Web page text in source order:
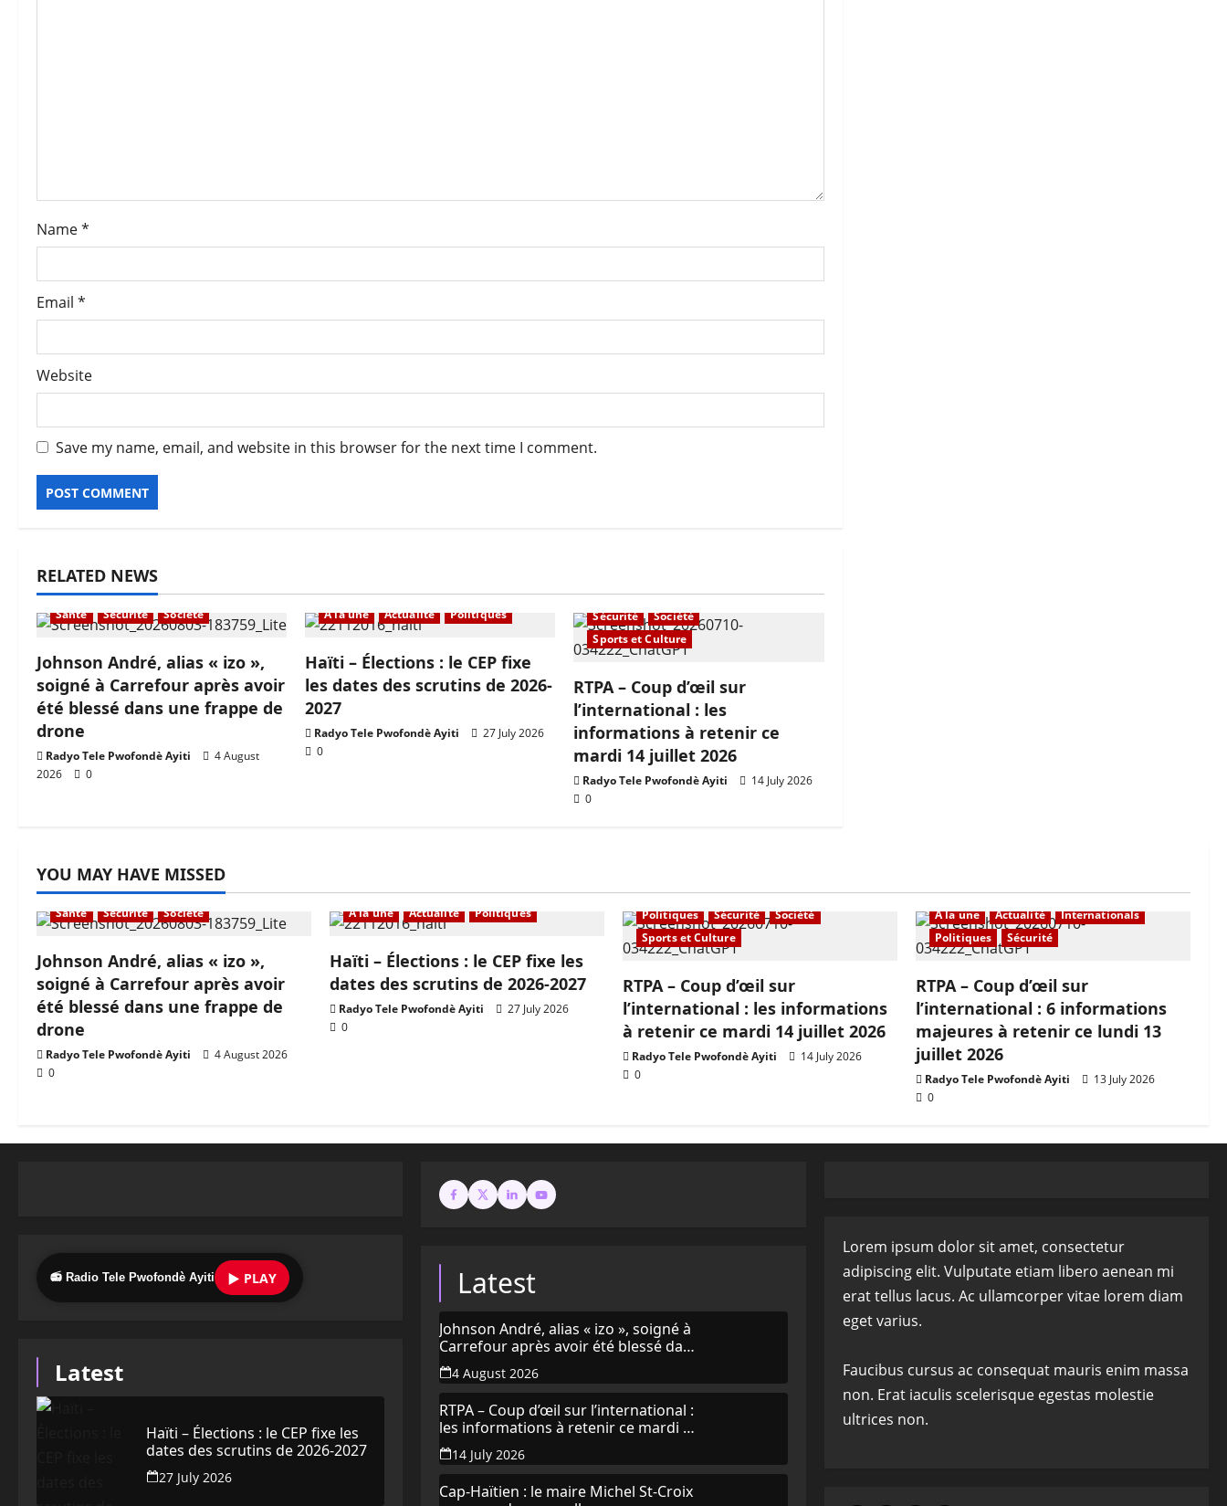
o
n
Name*
Email *
Website
Save my name, email, and website in this browser for the next time I comment.
RELATED NEWS
À la une Actualité
En vedette
Santé
Sécurité Société
Johnson André, alias « izo »,
soigné à Carrefour après avoir
été blessé dans une frappe de
drone
Radyo Tele Pwofondè Ayiti
4 August
2026
0
À la une Actualité Politiques
Haïti – Élections : le CEP fixe
les dates des scrutins de 2026-
2027
Radyo Tele Pwofondè Ayiti
27 July 2026
0
Internationals
Politiques
Sécurité
Société
Sports et Culture
RTPA – Coup d’œil sur
l’international : les
informations à retenir ce
mardi 14 juillet 2026
Radyo Tele Pwofondè Ayiti
14 July 2026
0
YOU MAY HAVE MISSED
À la une Actualité
En vedette
Santé
Sécurité Société
Johnson André, alias « izo »,
soigné à Carrefour après avoir
été blessé dans une frappe de
drone
Radyo Tele Pwofondè Ayiti
4 August 2026
0
À la une Actualité Politiques
Haïti – Élections : le CEP fixe les
dates des scrutins de 2026-2027
Radyo Tele Pwofondè Ayiti
27 July 2026
0
Education
En vedette
Internationals
Politiques
Sécurité
Société
Sports et Culture
RTPA – Coup d’œil sur
l’international : les informations
à retenir ce mardi 14 juillet 2026
Radyo Tele Pwofondè Ayiti
14 July 2026
0
À la une Actualité
Internationals
Politiques
Sécurité
RTPA – Coup d’œil sur
l’international : 6 informations
majeures à retenir ce lundi 13
juillet 2026
Radyo Tele Pwofondè Ayiti
13 July 2026
0
📻 Radio Tele Pwofondè Ayiti ▶ PLAY
Latest
Haïti – Élections : le CEP fixe les
dates des scrutins de 2026-2027
27 July 2026
Latest
Johnson André, alias « izo », soigné à
Carrefour après avoir été blessé dans
une frappe de drone
4 August 2026
RTPA – Coup d’œil sur l’international :
les informations à retenir ce mardi 14
juillet 2026
14 July 2026
Cap-Haïtien : le maire Michel St-Croix
Lorem ipsum dolor sit amet, consectetur
adipiscing elit. Vulputate etiam libero aenean mi
erat tellus lacus. Ac ullamcorper vitae lorem diam
eget varius.
Faucibus cursus ac consequat mauris enim massa
non. Erat iaculis scelerisque egestas molestie
ultrices non.